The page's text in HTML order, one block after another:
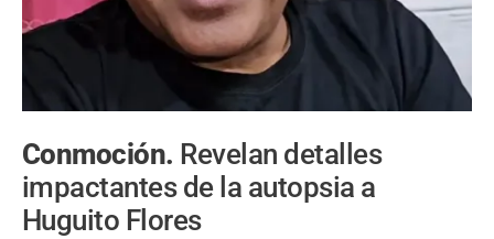
Conmoción. Revelan detalles
impactantes de la autopsia a
Huguito Flores